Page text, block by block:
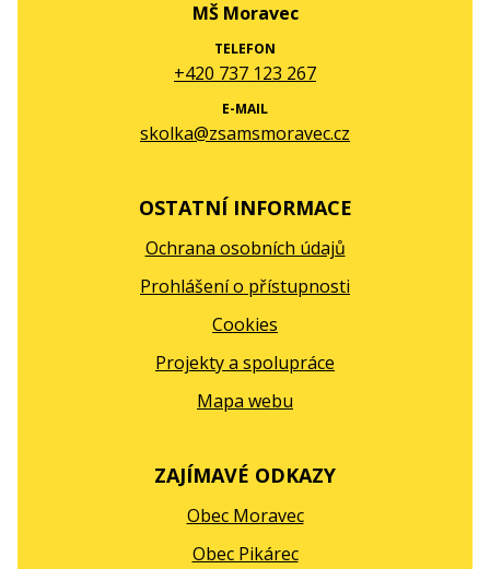
MŠ Moravec
TELEFON
+420 737 123 267
E-MAIL
skolka@zsamsmoravec.cz
OSTATNÍ INFORMACE
Ochrana osobních údajů
Prohlášení o přístupnosti
Cookies
Projekty a spolupráce
Mapa webu
ZAJÍMAVÉ ODKAZY
Obec Moravec
Obec Pikárec